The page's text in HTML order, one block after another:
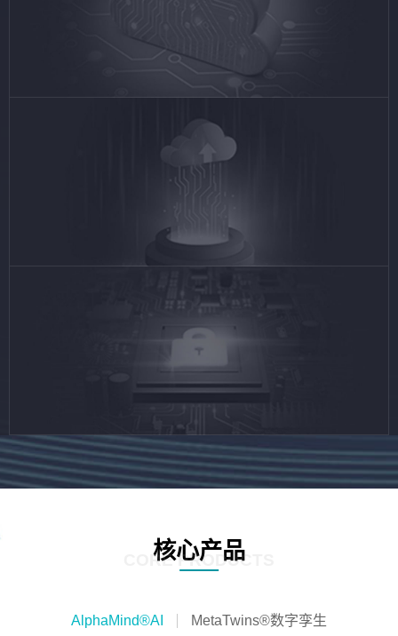
核心产品
CORE PRODUCTS
AlphaMind®AI MetaTwins®数字孪生